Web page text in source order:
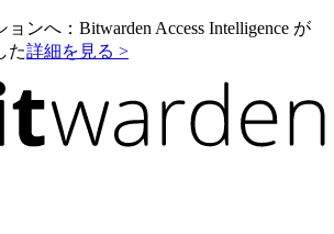
ンへ：Bitwarden Access Intelligence が
た詳細を見る >